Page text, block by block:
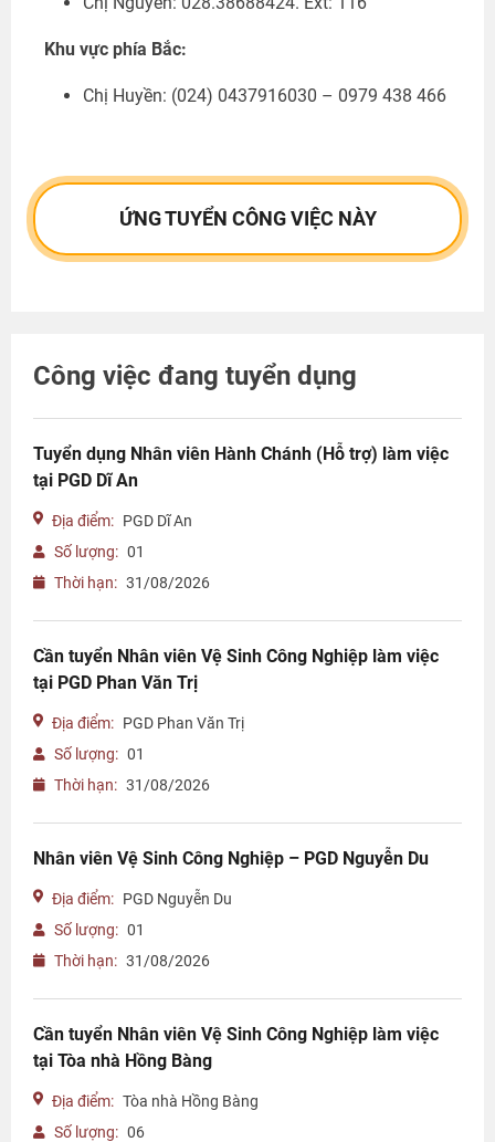
Khu vực phía Bắc:
Chị Huyền: (024) 0437916030 – 0979 438 466
ỨNG TUYỂN CÔNG VIỆC NÀY
Công việc đang tuyển dụng
Tuyển dụng Nhân viên Hành Chánh (Hỗ trợ) làm việc
tại PGD Dĩ An
Địa điểm: PGD Dĩ An
Số lượng: 01
Thời hạn: 31/08/2026
Cần tuyển Nhân viên Vệ Sinh Công Nghiệp làm việc
tại PGD Phan Văn Trị
Địa điểm: PGD Phan Văn Trị
Số lượng: 01
Thời hạn: 31/08/2026
Nhân viên Vệ Sinh Công Nghiệp – PGD Nguyễn Du
Địa điểm: PGD Nguyễn Du
Số lượng: 01
Thời hạn: 31/08/2026
Cần tuyển Nhân viên Vệ Sinh Công Nghiệp làm việc
tại Tòa nhà Hồng Bàng
Địa điểm: Tòa nhà Hồng Bàng
Số lượng: 06